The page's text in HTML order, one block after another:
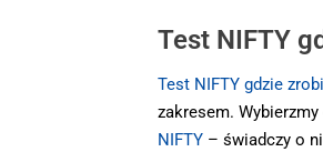
Test NIFTY
Test NIFTY gdzie
zakresem.
NIFTY – świadczy o